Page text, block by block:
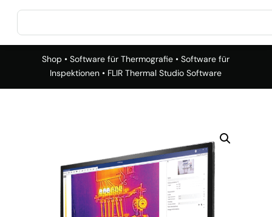
Shop •Software für Thermografie •Software für
Inspektionen • FLIR Thermal Studio Software